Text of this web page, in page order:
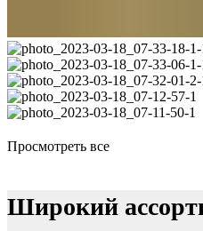
Просмотреть все
Широкий